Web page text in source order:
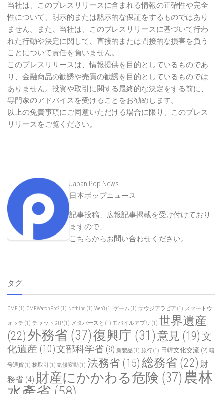
当社は、このプレスリリースに含まれる情報の正確性や完全
性について、明示的または黙示的な保証をするものではあり
ません。また、当社は、このプレスリリースに基づいて行わ
れた行動や決定に関して、直接的または間接的な損害を負う
ことについて責任を負いません。
このプレスリリースは、情報提供を目的としているものであ
り、金融商品の勧誘や売買の勧誘を目的としているものでは
ありません。投資や取引に関する最終的な決定をする前に、
専門家のアドバイスを受けることをお勧めします。
以上の免責事項にご同意いただける場合に限り、このプレス
リリースをご覧ください。
Japan Pop News
日本ポップニュース
記事投稿、広報記事掲載を受け付けており
ますので、
こちらからお問い合わせください。
タグ
CMF (1) CMFWatchPro2 (1) Nothing (1) Web3 (1) ゲーム (1) サウジアラビア (1) スマートウ
ォッチ (1) チャットGTP(1) メタバースと (1) モバイルアプリ (1) 世界遺産
(22)外務省 (37)復興庁 (31)意見 (19) 文
化遺産 (10)文部科学省 (8) 新製品(1) 旅行(1) 日韓文化交流 (2) 暗
号通貨(1) 株取引 (1) 気候変動(1) 法務省 (15) 総務省 (22) 財
務省 (4) 財産にかかわる危険 (37) 農林